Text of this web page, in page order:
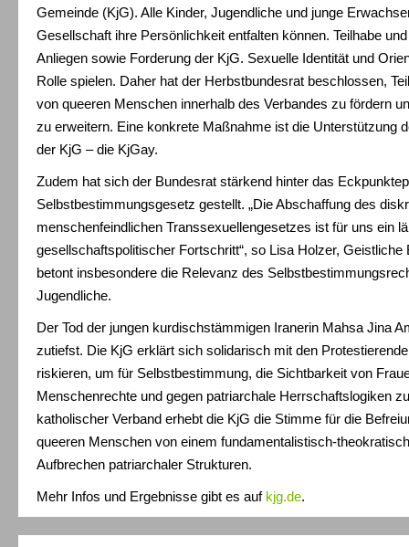
Gemeinde (KjG). Alle Kinder, Jugendliche und junge
Gesellschaft ihre Persönlichkeit entfalten können. Teilhabe
Anliegen sowie Forderung der KjG. Sexuelle Identität und
Rolle spielen. Daher hat der Herbstbundesrat beschlossen,
von queeren Menschen innerhalb des Verbandes zu fördern
zu erweitern. Eine konkrete Maßnahme ist die Unterstützung
der KjG – die KjGay.
Zudem hat sich der Bundesrat stärkend hinter das
Selbstbestimmungsgesetz gestellt. „Die Abschaffung des
menschenfeindlichen Transsexuellengesetzes ist für uns ein
gesellschaftspolitischer Fortschritt“, so Lisa Holzer, Geistliche
betont insbesondere die Relevanz des
Jugendliche.
Der Tod der jungen kurdischstämmigen Iranerin Mahsa Jina
zutiefst. Die KjG erklärt sich solidarisch mit den
riskieren, um für Selbstbestimmung, die Sichtbarkeit von
Menschenrechte und gegen patriarchale Herrschaftslogiken
katholischer Verband erhebt die KjG die Stimme für die
queeren Menschen von einem fundamentalistisch-
Aufbrechen patriarchaler Strukturen.
Mehr Infos und Ergebnisse gibt es auf kjg.de.